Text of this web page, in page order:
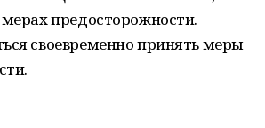
предосторожности.
своевременно принять меры